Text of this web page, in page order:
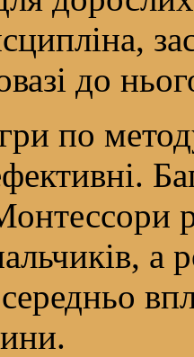
до
по
а